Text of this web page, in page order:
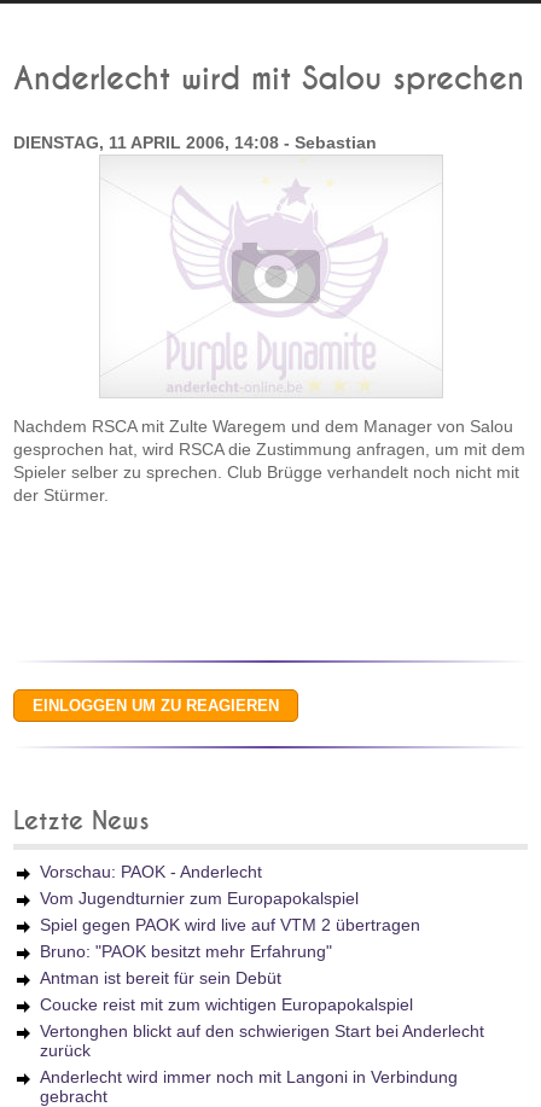
Anderlecht wird mit Salou sprechen
DIENSTAG, 11 APRIL 2006, 14:08 - Sebastian
Nachdem RSCA mit Zulte Waregem und dem Manager von Salou
gesprochen hat, wird RSCA die Zustimmung anfragen, um mit dem
Spieler selber zu sprechen. Club Brügge verhandelt noch nicht mit
der Stürmer.
Letzte News
Vorschau: PAOK - Anderlecht
Vom Jugendturnier zum Europapokalspiel
Spiel gegen PAOK wird live auf VTM 2 übertragen
Bruno: "PAOK besitzt mehr Erfahrung"
Antman ist bereit für sein Debüt
Coucke reist mit zum wichtigen Europapokalspiel
Vertonghen blickt auf den schwierigen Start bei Anderlecht
zurück
Anderlecht wird immer noch mit Langoni in Verbindung
gebracht